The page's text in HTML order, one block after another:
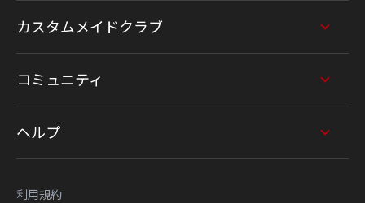
カスタムメイドクラブ
コミュニティ
ヘルプ
利用規約